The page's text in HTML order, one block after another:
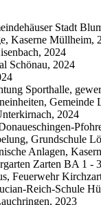
Stadt
Kaserne Müllheim,
2024
Schönau, 2024
Sporthalle,
Gemeinde
2024
Grundschule
Anlagen,
Zarten BA 1 -
Feuerwehr
Reich-Schule
2023